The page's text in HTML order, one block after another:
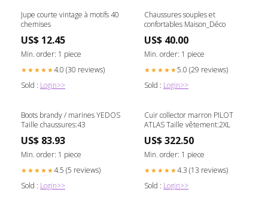
Jupe courte vintage à motifs 40
chemises
US$ 12.45
Min. order: 1 piece
★★★★★4.0 (30 reviews)
Sold : Login>>
Chaussures souples et
confortables Maison_Déco
US$ 40.00
Min. order: 1 piece
★★★★★5.0 (29 reviews)
Sold : Login>>
Boots brandy / marines YEDOS
Taille chaussures:43
US$ 83.93
Min. order: 1 piece
★★★★★4.5 (5 reviews)
Sold : Login>>
Cuir collector marron PILOT
ATLAS Taille vêtement:2XL
US$ 322.50
Min. order: 1 piece
★★★★★4.3 (13 reviews)
Sold : Login>>